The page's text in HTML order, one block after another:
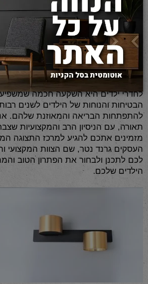
פתרונות מותאמים בדיוק לכל חדר
לצורה או לדרישות המיוחדות. אנו
המוצרים מהיצרן המובילWEST LIGHT
מיוצרים בארץ ברמת איכות גבוהה,
עוברים בדיקות איכות קפדניות ועומדים
הישראליים המחמירים ביותר. כל ילד הוא
העדפות ואישיות מיוחדים, ולכן חדר
האישיות והצרכים הספציפיים שלו.
לחדרי ילדים היא השקעה חכמה
הבטיחות והנוחות של הילדים לשנים
להתפתחות הבריאה והמאוזנת שלהם.
מזמינים אתכם להגיע למרכז התצוגה
העסקים גרנד נטר, שם הצוות המקצועי
לכם לתכנן ולבחור את הפתרון הטוב
הילדים שלכם.